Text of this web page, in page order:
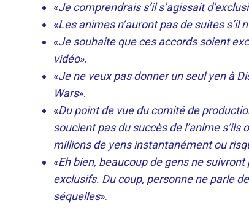
«Je comprendrais s’il s’agissait
«Les animes n’auront pas de suites s’il
«Je souhaite que ces accords soient
vidéo».
«Je ne veux pas donner un seul yen à
Wars».
«Du point de vue du comité de
soucient pas du succès de l’anime
millions de yens instantanément ou
«Eh bien, beaucoup de gens ne
exclusifs. Du coup, personne ne parle
séquelles».